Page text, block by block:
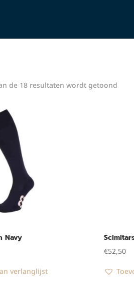
de 18 resultaten wordt getoond
Navy
verlanglijst
€52,50